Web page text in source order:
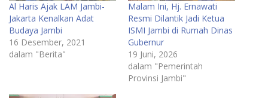
Al Haris Ajak LAM Jambi-
Jakarta Kenalkan Adat
Budaya Jambi
16 Desember, 2021
dalam "Berita"
Malam Ini, Hj. Ernawati
Resmi Dilantik Jadi Ketua
ISMI Jambi di Rumah Dinas
Gubernur
19 Juni, 2026
dalam "Pemerintah
Provinsi Jambi"